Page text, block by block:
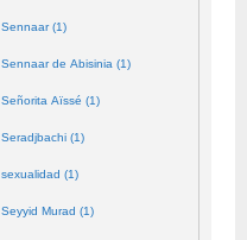
Sennaar (1)
Sennaar de Abisinia (1)
Señorita Aïssé (1)
Seradjbachi (1)
sexualidad (1)
Seyyid Murad (1)